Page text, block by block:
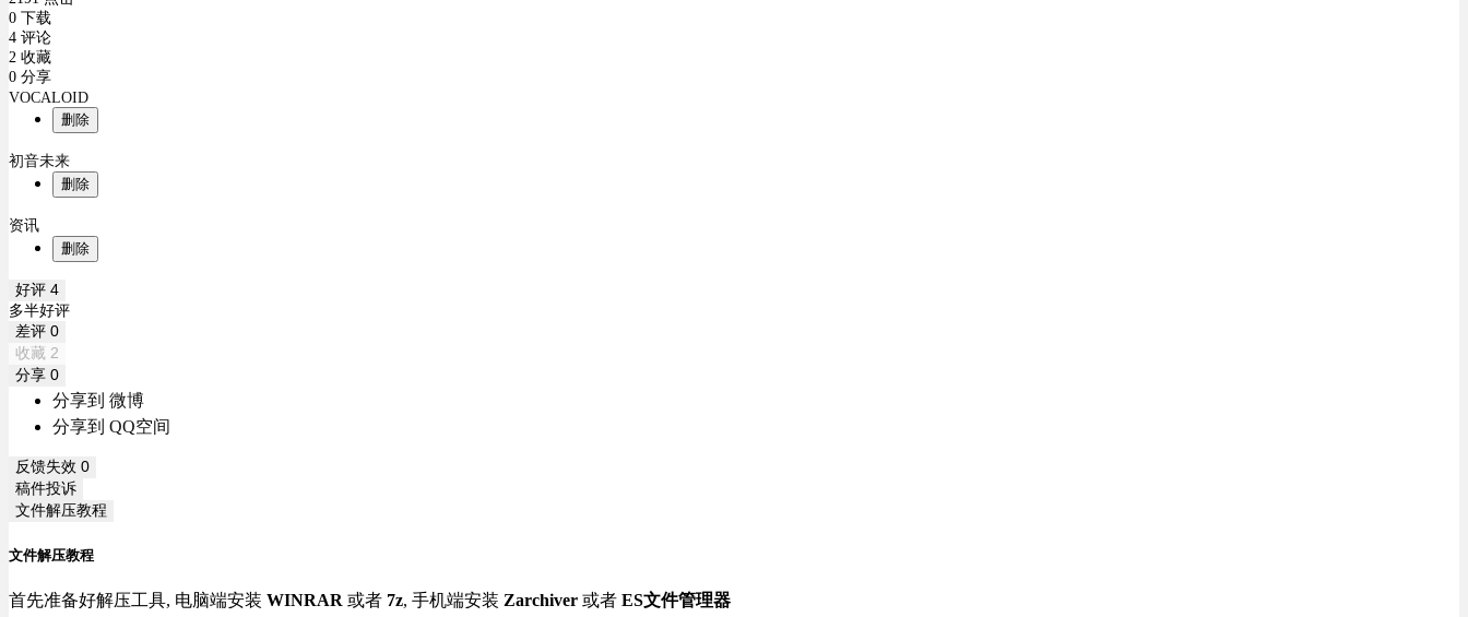
0 下载
4 评论
2 收藏
0 分享
VOCALOID
删除
初音未来
删除
资讯
删除
好评 4
多半好评
差评 0
收藏 2
分享 0
分享到 微博
分享到 QQ空间
反馈失效 0
稿件投诉
文件解压教程
文件解压教程
首先准备好解压工具, 电脑端安装 WINRAR 或者 7z, 手机端安装 Zarchiver 或者 ES文件管理器